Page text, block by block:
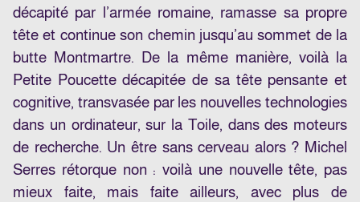
décapité par l’armée romaine, ramasse sa propre
tête et continue son chemin jusqu’au sommet de la
butte Montmartre. De la même manière, voilà la
Petite Poucette décapitée de sa tête pensante et
cognitive, transvasée par les nouvelles technologies
dans un ordinateur, sur la Toile, dans des moteurs
de recherche. Un être sans cerveau alors ? Michel
Serres rétorque non : voilà une nouvelle tête, pas
mieux faite, mais faite ailleurs, avec plus de